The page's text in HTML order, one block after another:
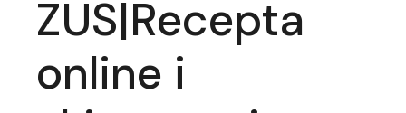
ZUS|Recepta
online i